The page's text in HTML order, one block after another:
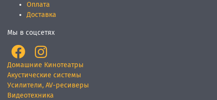
Оплата
Доставка
Мы в соцсетях
Домашние Кинотеатры
Акустические системы
Усилители, AV-ресиверы
Видеотехника